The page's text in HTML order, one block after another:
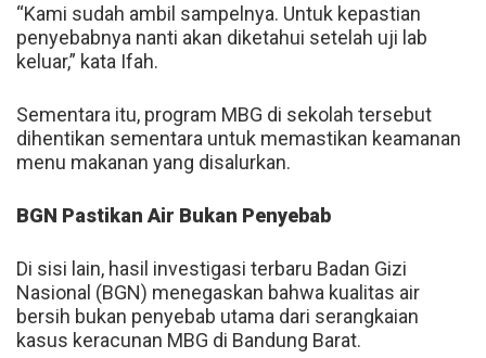
“Kami sudah ambil sampelnya. Untuk kepastian
penyebabnya nanti akan diketahui setelah uji lab
keluar,” kata Ifah.
Sementara itu, program MBG di sekolah tersebut
dihentikan sementara untuk memastikan keamanan
menu makanan yang disalurkan.
BGN Pastikan Air Bukan Penyebab
Di sisi lain, hasil investigasi terbaru Badan Gizi
Nasional (BGN) menegaskan bahwa kualitas air
bersih bukan penyebab utama dari serangkaian
kasus keracunan MBG di Bandung Barat.